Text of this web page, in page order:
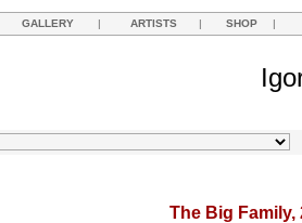
GALLERY | ARTISTS | SHOP |
The Big Family,